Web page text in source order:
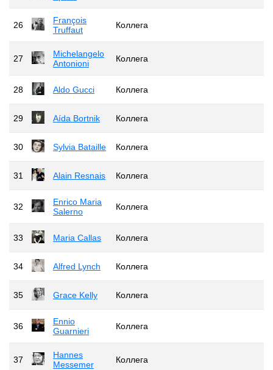
26
François
Truffaut
Коллега
27
Michelangelo
Antonioni
Коллега
28 Aldo Gucci Коллега
29 Aída Bortnik Коллега
30 Sylvia Bataille Коллега
31 Alain Resnais Коллега
32
Enrico Maria
Salerno
Коллега
33 Maria Callas Коллега
34 Alfred Lynch Коллега
35 Grace Kelly Коллега
36
Ennio
Guarnieri
Коллега
37
Hannes
Messemer
Коллега